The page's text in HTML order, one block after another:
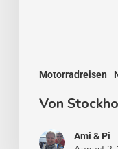
Motorradreisen
Von
Ami & Pi